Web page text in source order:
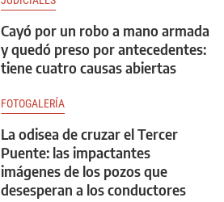
Cayó por un robo a mano armada
y quedó preso por antecedentes:
tiene cuatro causas abiertas
FOTOGALERÍA
La odisea de cruzar el Tercer
Puente: las impactantes
imágenes de los pozos que
desesperan a los conductores